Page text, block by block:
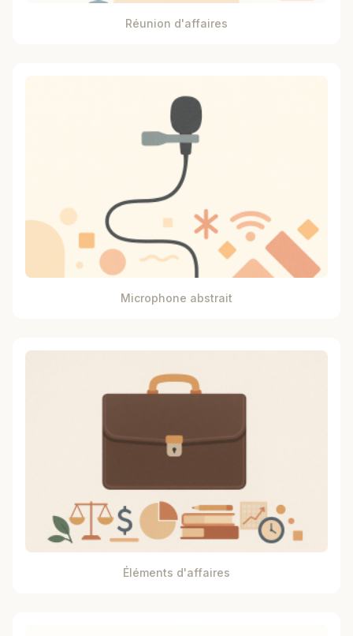
Réunion d'affaires
Microphone abstrait
Éléments d'affaires